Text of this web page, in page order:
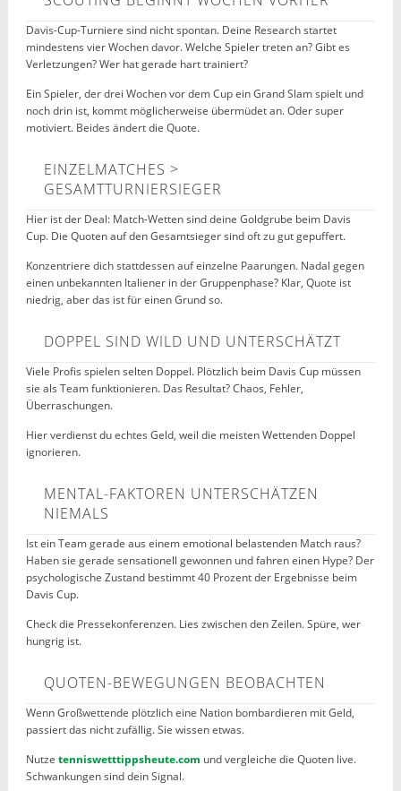
Davis-Cup-Turniere sind nicht spontan. Deine Research startet
mindestens vier Wochen davor. Welche Spieler treten an? Gibt es
Verletzungen? Wer hat gerade hart trainiert?
Ein Spieler, der drei Wochen vor dem Cup ein Grand Slam spielt und
noch drin ist, kommt möglicherweise übermüdet an. Oder super
motiviert. Beides ändert die Quote.
EINZELMATCHES >
GESAMTTURNIERSIEGER
Hier ist der Deal: Match-Wetten sind deine Goldgrube beim Davis
Cup. Die Quoten auf den Gesamtsieger sind oft zu gut gepuffert.
Konzentriere dich stattdessen auf einzelne Paarungen. Nadal gegen
einen unbekannten Italiener in der Gruppenphase? Klar, Quote ist
niedrig, aber das ist für einen Grund so.
DOPPEL SIND WILD UND UNTERSCHÄTZT
Viele Profis spielen selten Doppel. Plötzlich beim Davis Cup müssen
sie als Team funktionieren. Das Resultat? Chaos, Fehler,
Überraschungen.
Hier verdienst du echtes Geld, weil die meisten Wettenden Doppel
ignorieren.
MENTAL-FAKTOREN UNTERSCHÄTZEN
NIEMALS
Ist ein Team gerade aus einem emotional belastenden Match raus?
Haben sie gerade sensationell gewonnen und fahren einen Hype? Der
psychologische Zustand bestimmt 40 Prozent der Ergebnisse beim
Davis Cup.
Check die Pressekonferenzen. Lies zwischen den Zeilen. Spüre, wer
hungrig ist.
QUOTEN-BEWEGUNGEN BEOBACHTEN
Wenn Großwettende plötzlich eine Nation bombardieren mit Geld,
passiert das nicht zufällig. Sie wissen etwas.
Nutze tenniswetttippsheute.com und vergleiche die Quoten live.
Schwankungen sind dein Signal.